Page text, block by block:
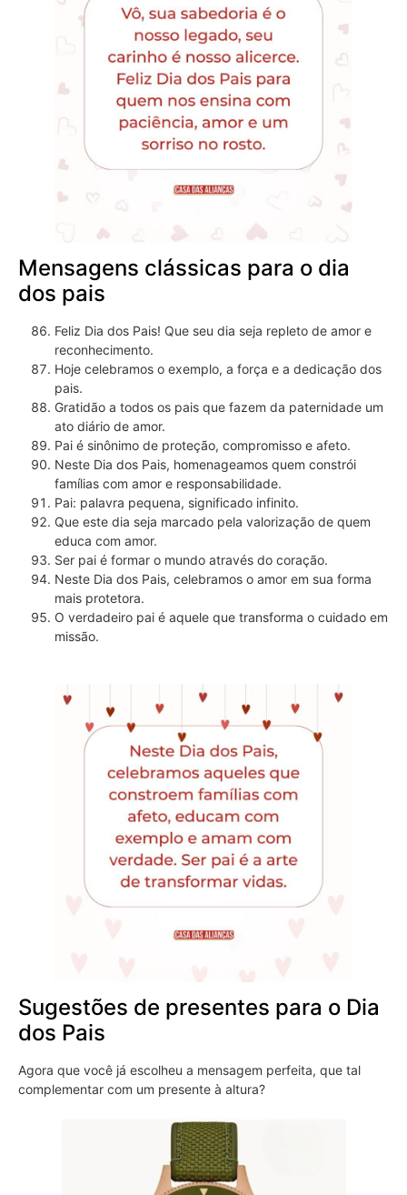
Mensagens clássicas para o dia
dos pais
Feliz Dia dos Pais! Que seu dia seja repleto de amor e
reconhecimento.
Hoje celebramos o exemplo, a força e a dedicação dos
pais.
Gratidão a todos os pais que fazem da paternidade um
ato diário de amor.
Pai é sinônimo de proteção, compromisso e afeto.
Neste Dia dos Pais, homenageamos quem constrói
famílias com amor e responsabilidade.
Pai: palavra pequena, significado infinito.
Que este dia seja marcado pela valorização de quem
educa com amor.
Ser pai é formar o mundo através do coração.
Neste Dia dos Pais, celebramos o amor em sua forma
mais protetora.
O verdadeiro pai é aquele que transforma o cuidado em
missão.
Sugestões de presentes para o Dia
dos Pais
Agora que você já escolheu a mensagem perfeita, que tal
complementar com um presente à altura?